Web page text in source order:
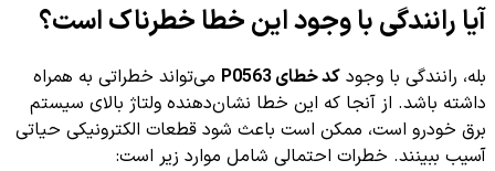
آیا رانندگی با وجود این خطا خطرناک است؟
بله، رانندگی با وجود کد خطای P0563
می‌تواند خطراتی به همراه
داشته باشد. از آنجا که این خطا نشان‌دهنده ولتاژ بالای سیستم
برق خودرو است، ممکن است باعث شود قطعات الکترونیکی حیاتی
آسیب ببینند. خطرات احتمالی شامل موارد زیر است: